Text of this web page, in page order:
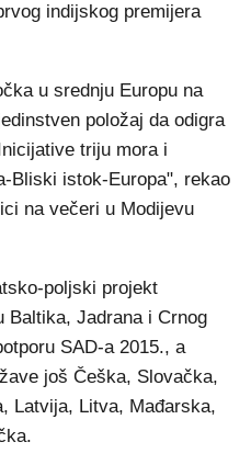
indijskog premijera
u srednju Europu na
položaj da odigra
triju mora i
Bliski istok-Europa", rekao
na večeri u Modijevu
poljski projekt
Baltika, Jadrana i Crnog
SAD-a 2015., a
još Češka, Slovačka,
Latvija, Litva, Mađarska,